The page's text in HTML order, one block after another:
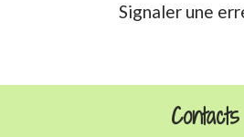
Signaler une
Contacts